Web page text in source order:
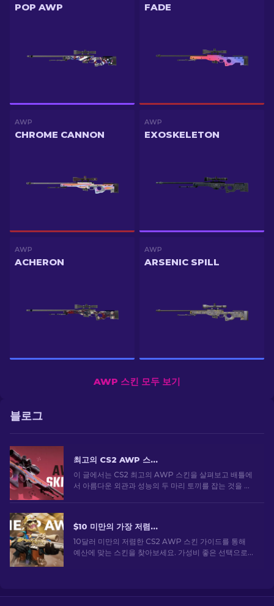
POP AWP FADE
AWP
CHROME CANNON
AWP
EXOSKELETON
AWP
ACHERON
AWP
ARSENIC SPILL
AWP 스킨 모두 보기
블로그
최고의 CS2 AWP 스킨: 스나이퍼의 선택 [2026]
이 글에서는 CS2 최고의 AWP 스킨을 살펴보고 배틀에
서 아름다운 외관과 성능의 두 마리 토끼를 잡는 것을 좋
$10 미만의 가장 저렴한 CS2 AWP 스킨: 전체 목록 [2026]
10달러 미만의 저렴한 CS2 AWP 스킨 가이드를 통해
예산에 맞는 스킨을 찾아보세요. 가성비 좋은 선택으로